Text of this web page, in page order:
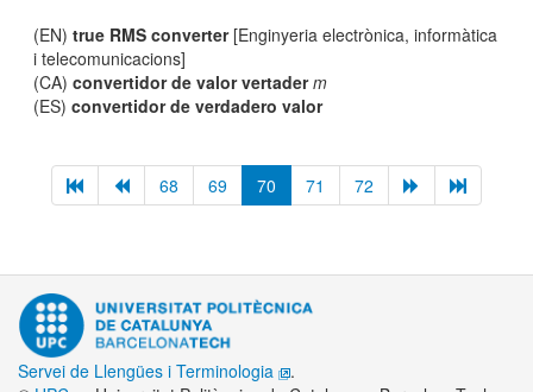
(EN)true RMS converter[Enginyeria electrònica, informàtica
i telecomunicacions]
(CA)convertidor de valor vertader m
(ES)convertidor de verdadero valor
68 69 70 71 72
Servei de Llengües i Terminologia
.